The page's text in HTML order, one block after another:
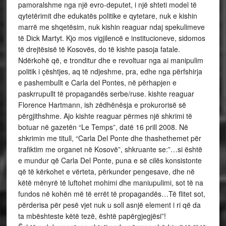
pamoralshme nga një evro-deputet, i një shteti model të
qytetërimit dhe edukatës politike e qytetare, nuk e kishin
marrë me shqetësim, nuk kishin reaguar ndaj spekulimeve
të Dick Martyt. Kjo mos vigjilencë e institucioneve, sidomos
të drejtësisë të Kosovës, do të kishte pasoja fatale.
Ndërkohë që, e tronditur dhe e revoltuar nga ai manipulim
politik i çështjes, aq të ndjeshme, pra, edhe nga përfshirja
e pashembullt e Carla del Pontes, në përhapjen e
paskrrupullt të propagandës serbe/ruse. kishte reaguar
Florence Hartmann, ish zëdhënësja e prokurorisë së
përgjithshme. Ajo kishte reaguar përmes një shkrimi të
botuar në gazetën “Le Temps”, datë 16 prill 2008. Në
shkrimin me titull, “Carla Del Ponte dhe thashethemet për
trafiktim me organet në Kosovë”, shkruante se:”…si është
e mundur që Carla Del Ponte, puna e së cilës konsistonte
që të kërkohet e vërteta, përkunder pengesave, dhe në
këtë mënyrë të luftohet mohimi dhe maniupulimi, sot të na
fundos në kohën më të errët të propagandës…Të flitet sot,
përderisa për pesë vjet nuk u soll asnjë element i ri që da
ta mbështeste këtë tezë, është papërgjegjësi”!